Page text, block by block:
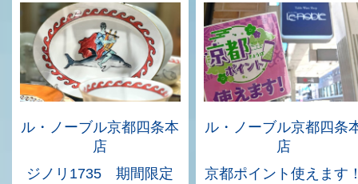
ル・ノーブル京都四条本
店
ジノリ1735 期間限定
ル・ノーブル京都四条
店
京都ポイント使えます